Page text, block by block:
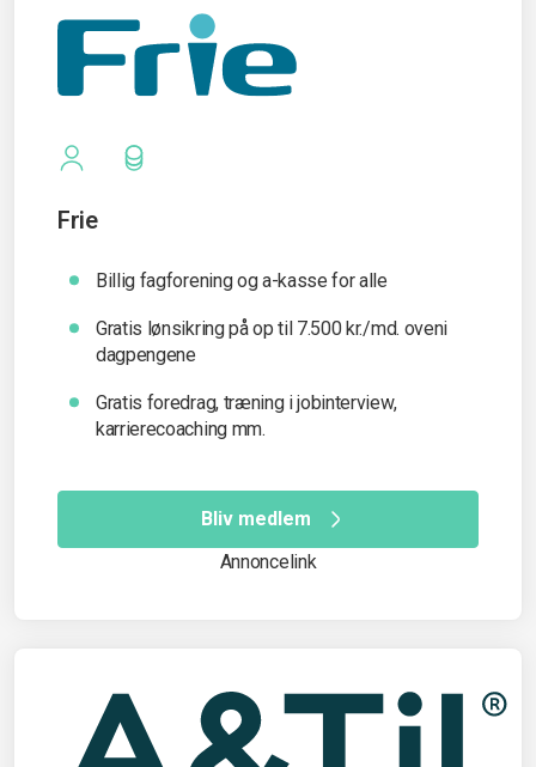
Frie
Billig fagforening og a-kasse for alle
Gratis lønsikring på op til 7.500 kr./md. oveni
dagpengene
Gratis foredrag, træning i jobinterview,
karrierecoaching mm.
Bliv medlem
Annoncelink